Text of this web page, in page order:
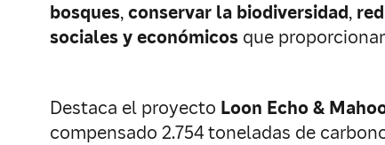
bosques,conservar la biodiversidad,
sociales y económicos que
Destaca el proyecto Loon Echo &
compensado 2.754 toneladas de